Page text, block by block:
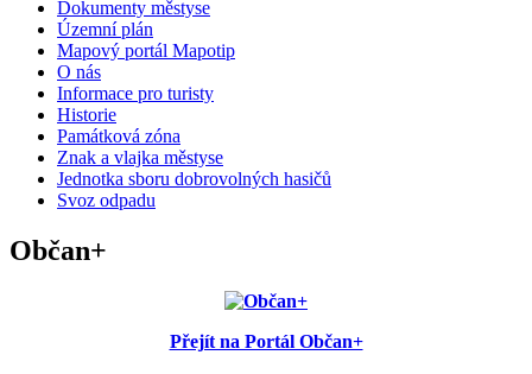
Dokumenty městyse
Územní plán
Mapový portál Mapotip
O nás
Informace pro turisty
Historie
Památková zóna
Znak a vlajka městyse
Jednotka sboru dobrovolných hasičů
Svoz odpadu
Občan+
Přejít na Portál Občan+